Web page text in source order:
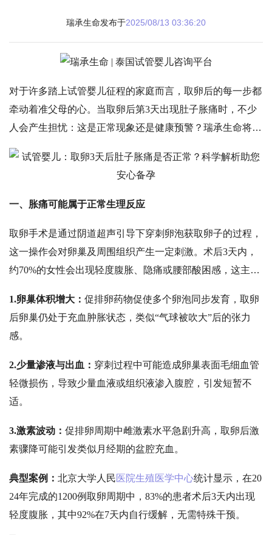
瑞承生命发布于2025/08/13 03:36:20
对于许多踏上试管婴儿征程的家庭而言，取卵后的每一步都
牵动着准父母的心。当取卵后第3天出现肚子胀痛时，不少
人会产生担忧：这是正常现象还是健康预警？瑞承生命将结
合权威医学研究与临床经验，为您揭开这一问题的真相。
一、胀痛可能属于正常生理反应
取卵手术是通过阴道超声引导下穿刺卵泡获取卵子的过程，
这一操作会对卵巢及周围组织产生一定刺激。术后3天内，
约70%的女性会出现轻度腹胀、隐痛或腰部酸困感，这主要
1.卵巢体积增大： 促排卵药物促使多个卵泡同步发育，取卵
后卵巢仍处于充血肿胀状态，类似“气球被吹大”后的张力
感。
2.少量渗液与出血： 穿刺过程中可能造成卵巢表面毛细血管
轻微损伤，导致少量血液或组织液渗入腹腔，引发短暂不
适。
3.激素波动： 促排卵周期中雌激素水平急剧升高，取卵后激
素骤降可能引发类似月经期的盆腔充血。
典型案例： 北京大学人民医院生殖医学中心统计显示，在20
24年完成的1200例取卵周期中，83%的患者术后3天内出现
轻度腹胀，其中92%在7天内自行缓解，无需特殊干预。